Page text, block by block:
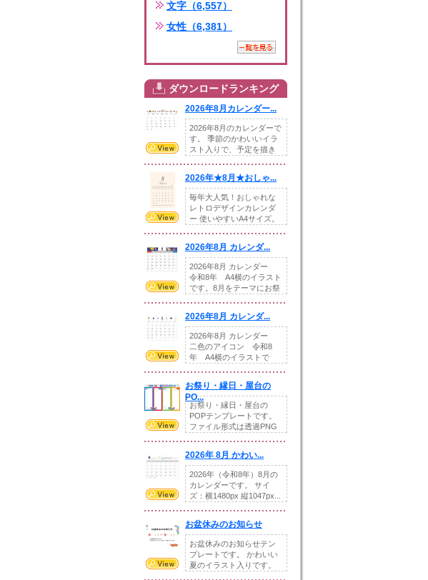
文字（6,557）
女性（6,381）
ダウンロードランキング
2026年8月カレンダー...
2026年8月のカレンダーで
す。 季節のかわいいイラ
スト入りで、予定を描き
2026年★8月★おしゃ...
毎年大人気！おしゃれな
レトロデザインカレンダ
ー 使いやすいA4サイズ。
2026年8月 カレンダ...
2026年8月 カレンダー
令和8年 A4横のイラスト
です。8月をテーマにお祭
2026年8月 カレンダ...
2026年8月 カレンダー
二色のアイコン 令和8
年 A4横のイラストで
お祭り・縁日・屋台の
PO...
お祭り・縁日・屋台の
POPテンプレートです。
ファイル形式は透過PNG
2026年 8月 かわい...
2026年（令和8年）8月の
カレンダーです。 サイ
ズ：横1480px 縦1047px...
お盆休みのお知らせ
お盆休みのお知らせテン
プレートです。 かわいい
夏のイラスト入りです。